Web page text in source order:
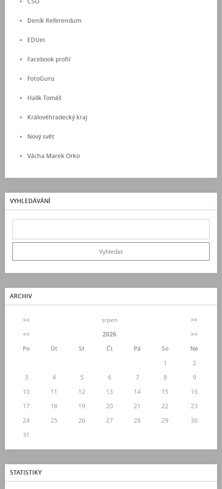
Deník Referendum
EDUin
Facebook profil
FotoGuru
Halík Tomáš
Královéhradecký kraj
Nový svět
Vácha Marek Orko
VYHLEDÁVÁNÍ
ARCHIV
<< srpen
>>
<<
2026
>>
Po
Út St Čt Pá So
Ne
1
2
3
4 5 6 7 8
9
10
11 12 13 14 15
16
17
18 19 20 21 22
23
24
25 26 27 28 29
30
31
STATISTIKY